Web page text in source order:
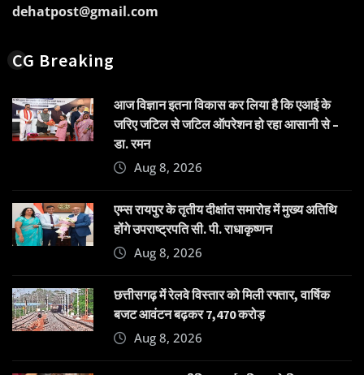
dehatpost@gmail.com
CG Breaking
आज विज्ञान इतना विकास कर लिया है कि एआई के
जरिए जटिल से जटिल ऑपरेशन हो रहा आसानी से –
डा. रमन
Aug 8, 2026
एम्स रायपुर के तृतीय दीक्षांत समारोह में मुख्य अतिथि
होंगे उपराष्ट्रपति सी. पी. राधाकृष्णन
Aug 8, 2026
छत्तीसगढ़ में रेलवे विस्तार को मिली रफ्तार, वार्षिक
बजट आवंटन बढ़कर 7,470 करोड़
Aug 8, 2026